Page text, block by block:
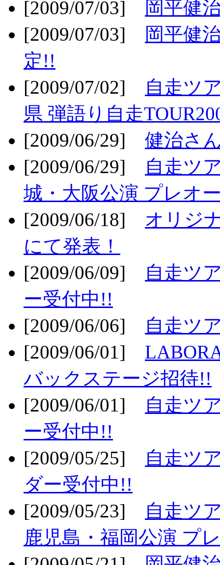
[2009/07/03]
岡平健
[2009/07/03]
岡平健
定!!
[2009/07/02]
自走ツ
県 弾語り自走
[2009/06/29] 健治さ
[2009/06/29]
自走ツ
城・大阪公演 プレオ
[2009/06/18] オリジ
にて発表！
[2009/06/09]
自走ツ
ー受付中!!
[2009/06/06]
自走ツ
[2009/06/01]
バックステージ招待!!
[2009/06/01]
自走ツ
ー受付中!!
[2009/05/25]
自走ツ
ダー受付中!!
[2009/05/23]
自走ツ
鹿児島・福岡公演 プ